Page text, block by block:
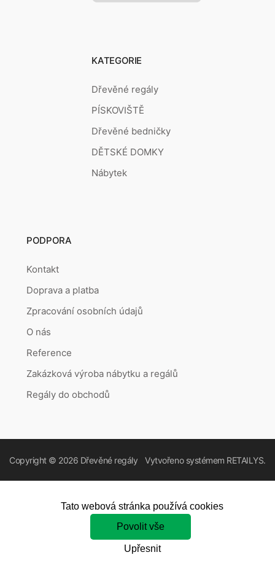
KATEGORIE
Dřevěné regály
PÍSKOVIŠTĚ
Dřevěné bedničky
DĚTSKÉ DOMKY
Nábytek
PODPORA
Kontakt
Doprava a platba
Zpracování osobních údajů
O nás
Reference
Zakázková výroba nábytku a regálů
Regály do obchodů
Copyright © 2026 Dřevěné regály Vytvořeno systémem RETAILYS.
Tato webová stránka používá cookies
Povolit vše
Upřesnit